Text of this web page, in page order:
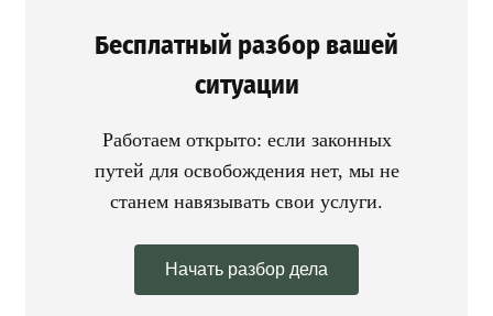
Бесплатный разбор вашей
ситуации
Работаем открыто: если законных
путей для освобождения нет, мы не
станем навязывать свои услуги.
Начать разбор дела